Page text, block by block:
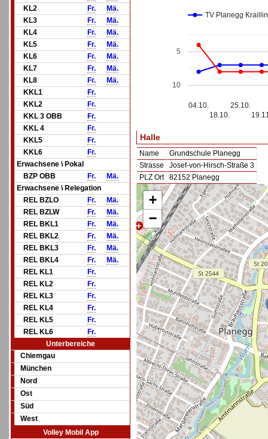
KL2
Fr.
Mä.
KL3
Fr.
Mä.
KL4
Fr.
Mä.
KL5
Fr.
Mä.
KL6
Fr.
Mä.
KL7
Fr.
Mä.
KL8
Fr.
Mä.
KKL1
Fr.
KKL2
Fr.
KKL 3 OBB
Fr.
KKL 4
Fr.
KKL5
Fr.
KKL6
Fr.
Erwachsene \ Pokal
BZP OBB
Fr.
Mä.
Erwachsene \ Relegation
REL BZLO
Fr.
Mä.
REL BZLW
Fr.
Mä.
REL BKL1
Fr.
Mä.
REL BKL2
Fr.
Mä.
REL BKL3
Fr.
Mä.
REL BKL4
Fr.
Mä.
REL KL1
Fr.
REL KL2
Fr.
REL KL3
Fr.
REL KL4
Fr.
REL KL5
Fr.
REL KL6
Fr.
Unterbereiche
Chiemgau
München
Nord
Ost
Süd
West
Volley Mobil App
TV Planegg
04.10.
18.10.
25.10.
5
10
Halle
Name
Grundschule Planegg
Strasse
Josef-von-Hirsch-Straße 3
PLZ Ort
82152 Planegg
+
−